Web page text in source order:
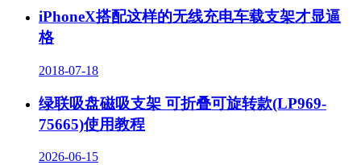
iPhoneX搭配这样的无线充电车载支架才显逼
格
2018-07-18
绿联吸盘磁吸支架 可折叠可旋转款(LP969-
75665)使用教程
2026-06-15